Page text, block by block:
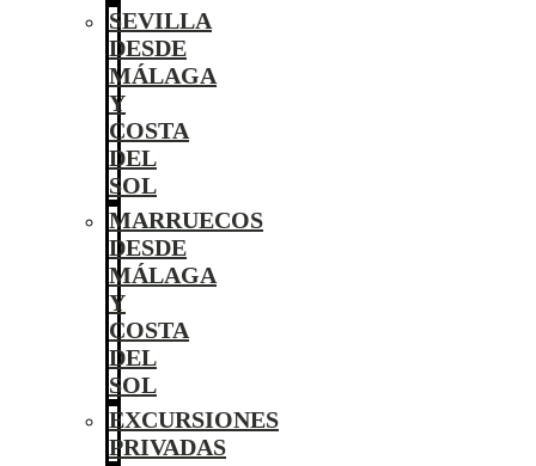
SEVILLA
DESDE
MÁLAGA
Y
COSTA
DEL
SOL
MARRUECOS
DESDE
MÁLAGA
Y
COSTA
DEL
SOL
EXCURSIONES
PRIVADAS